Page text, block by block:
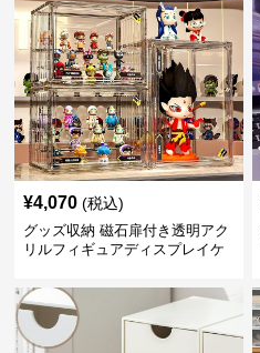
¥4,070 (税込)
グッズ収納 磁石扉付き透明アク
リルフィギュアディスプレイケ